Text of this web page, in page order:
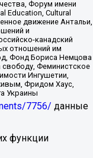
Форум имени
Education, Cultural
движение Антальи,
и
канадский
отношений им
Фонд Бориса Немцова
Феминистское
Ингушетии,
Фридом Хаус,
Украины
7756/ данные
функции